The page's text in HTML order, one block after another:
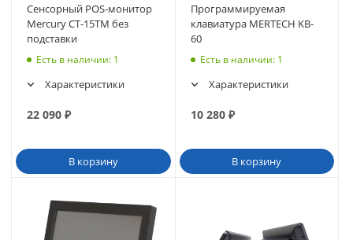
Сенсорный POS-монитор
Mercury CT-15ТM без
подставки
Есть в наличии: 1
Характеристики
22 090 ₽
В корзину
Программируемая
клавиатура MERTECH KB-
60
Есть в наличии: 1
Характеристики
10 280₽
В корзину